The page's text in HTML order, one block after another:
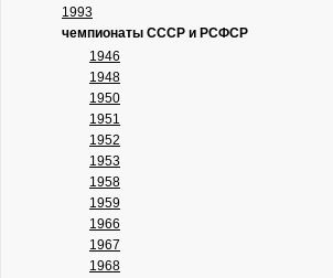
1993
чемпионаты СССР и РСФСР
1946
1948
1950
1951
1952
1953
1958
1959
1966
1967
1968